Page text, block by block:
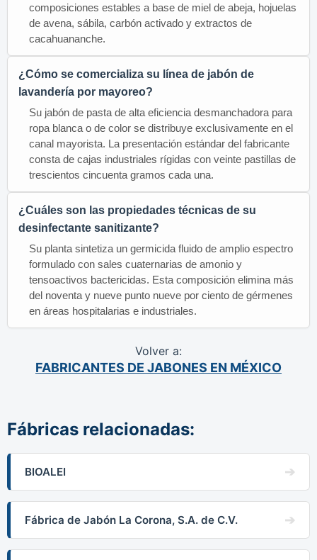
composiciones estables a base de miel de abeja, hojuelas
de avena, sábila, carbón activado y extractos de
cacahuananche.
¿Cómo se comercializa su línea de jabón de
lavandería por mayoreo?
Su jabón de pasta de alta eficiencia desmanchadora para
ropa blanca o de color se distribuye exclusivamente en el
canal mayorista. La presentación estándar del fabricante
consta de cajas industriales rígidas con veinte pastillas de
trescientos cincuenta gramos cada una.
¿Cuáles son las propiedades técnicas de su
desinfectante sanitizante?
Su planta sintetiza un germicida fluido de amplio espectro
formulado con sales cuaternarias de amonio y
tensoactivos bactericidas. Esta composición elimina más
del noventa y nueve punto nueve por ciento de gérmenes
en áreas hospitalarias e industriales.
Volver a:
FABRICANTES DE JABONES EN MÉXICO
Fábricas relacionadas:
BIOALEI
Fábrica de Jabón La Corona, S.A. de C.V.